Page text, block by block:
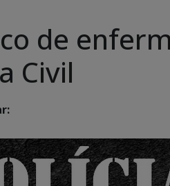
de
Civil